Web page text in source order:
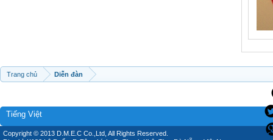
Trang chủ Diễn đàn
Tiếng Việt
Copyright © 2013 D.M.E.C Co.,Ltd, All Rights Reserved.